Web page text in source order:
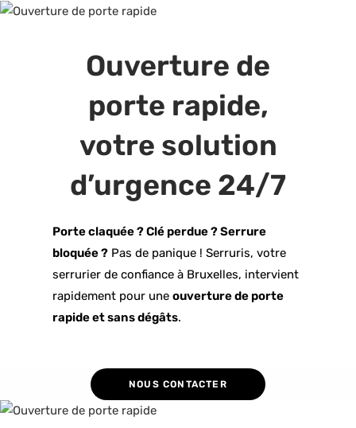
Ouverture de
porte rapide,
votre solution
d’urgence 24/7
Porte claquée ? Clé perdue ? Serrure
bloquée ?Pas de panique ! Serruris, votre
serrurier de confiance à Bruxelles, intervient
rapidement pour une ouverture de porte
rapide et sans dégâts.
NOUS CONTACTER